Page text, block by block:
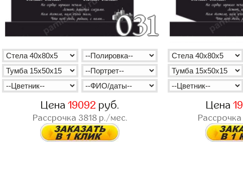
Цена 19092 руб.
Рассрочка 3818р./мес.
Цена
Рассрочка